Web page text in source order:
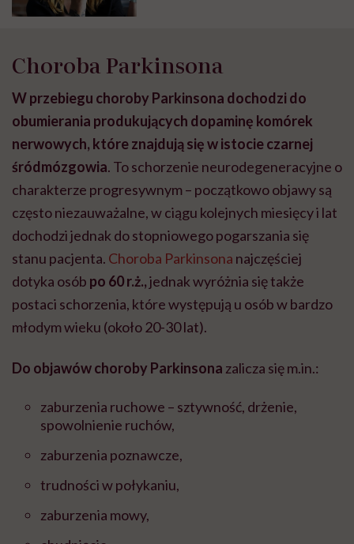
Choroba Parkinsona
W przebiegu choroby Parkinsona dochodzi do
obumierania produkujących dopaminę komórek
nerwowych, które znajdują się w istocie czarnej
śródmózgowia. To schorzenie neurodegeneracyjne o
charakterze progresywnym – początkowo objawy są
często niezauważalne, w ciągu kolejnych miesięcy i lat
dochodzi jednak do stopniowego pogarszania się
stanu pacjenta. Choroba Parkinsona najczęściej
dotyka osób po 60 r.ż.,jednak wyróżnia się także
postaci schorzenia, które występują u osób w bardzo
młodym wieku (około 20-30 lat).
Do objawów choroby Parkinsona zalicza się m.in.:
zaburzenia ruchowe – sztywność, drżenie,
spowolnienie ruchów,
zaburzenia poznawcze,
trudności w połykaniu,
zaburzenia mowy,